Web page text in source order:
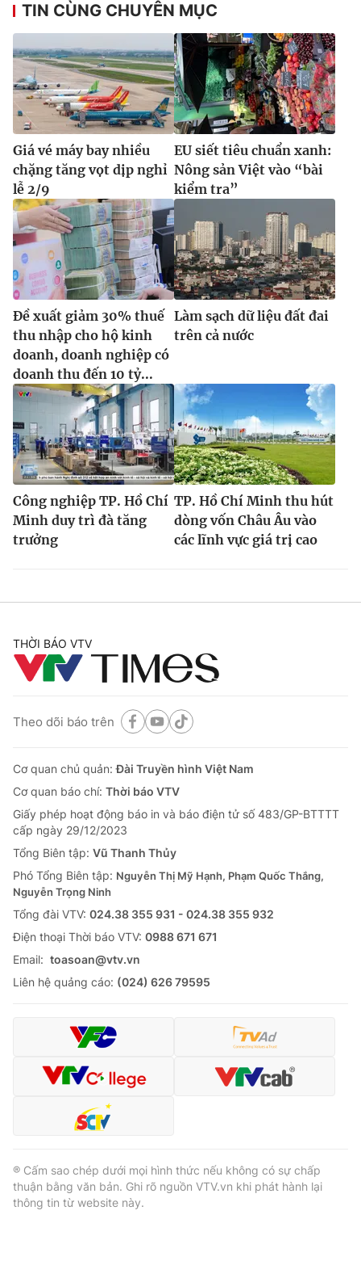
TIN CÙNG CHUYÊN MỤC
Giá vé máy bay nhiều
chặng tăng vọt dịp nghỉ
lễ 2/9
EU siết tiêu chuẩn xanh:
Nông sản Việt vào “bài
kiểm tra”
Đề xuất giảm 30% thuế
thu nhập cho hộ kinh
doanh, doanh nghiệp có
doanh thu đến 10 tỷ...
Làm sạch dữ liệu đất đai
trên cả nước
Công nghiệp TP. Hồ Chí
Minh duy trì đà tăng
trưởng
TP. Hồ Chí Minh thu hút
dòng vốn Châu Âu vào
các lĩnh vực giá trị cao
THỜI BÁO VTV
Theo dõi báo trên
Cơ quan chủ quản:Đài Truyền hình Việt Nam
Cơ quan báo chí: Thời báo VTV
Giấy phép hoạt động báo in và báo điện tử số 483/GP-BTTTT
cấp ngày 29/12/2023
Tổng Biên tập: Vũ Thanh Thủy
Phó Tổng Biên tập: Nguyễn Thị Mỹ Hạnh, Phạm Quốc Thắng,
Nguyễn Trọng Ninh
Tổng đài VTV: 024.38 355 931 - 024.38 355 932
Ðiện thoại Thời báo VTV: 0988 671 671
Email: toasoan@vtv.vn
Liên hệ quảng cáo: (024) 626 79595
® Cấm sao chép dưới mọi hình thức nếu không có sự chấp
thuận bằng văn bản. Ghi rõ nguồn VTV.vn khi phát hành lại
thông tin từ website này.